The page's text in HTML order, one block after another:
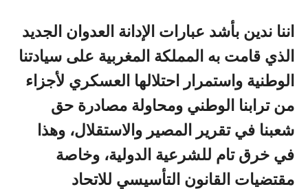
اننا ندين بأشد عبارات الإدانة العدوان الجديد
الذي قامت به المملكة المغربية على سيادتنا
الوطنية واستمرار احتلالها العسكري لأجزاء
من ترابنا الوطني ومحاولة مصادرة حق
شعبنا في تقرير المصير والاستقلال، وهذا
في خرق تام للشرعية الدولية، وخاصة
مقتضيات القانون التأسيسي للاتحاد